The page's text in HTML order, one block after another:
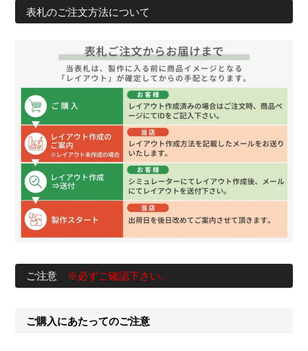
表札のご注文方法について
ご注意 ※必ずご確認下さい。
ご購入にあたってのご注意